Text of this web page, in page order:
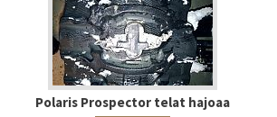
Polaris Prospector telat hajoaa